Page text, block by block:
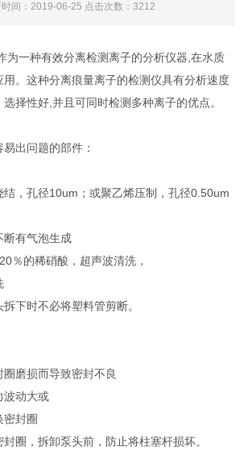
时间：2019-06-25 点击次数：3212
为一种有效分离检测离子的分析仪器,在水质
。这种分离痕量离子的检测仪具有分析速度
择性好,并且可同时检测多种离子的优点。
易出问题的部件：
，孔径10um；或聚乙烯压制，孔径0.50um
有气泡生成
的稀硝酸，超声波清洗，
时不必将塑料管剪断。
磨损而导致密封不良
动大或
封圈
，拆卸泵头前，防止将柱塞杆损坏。